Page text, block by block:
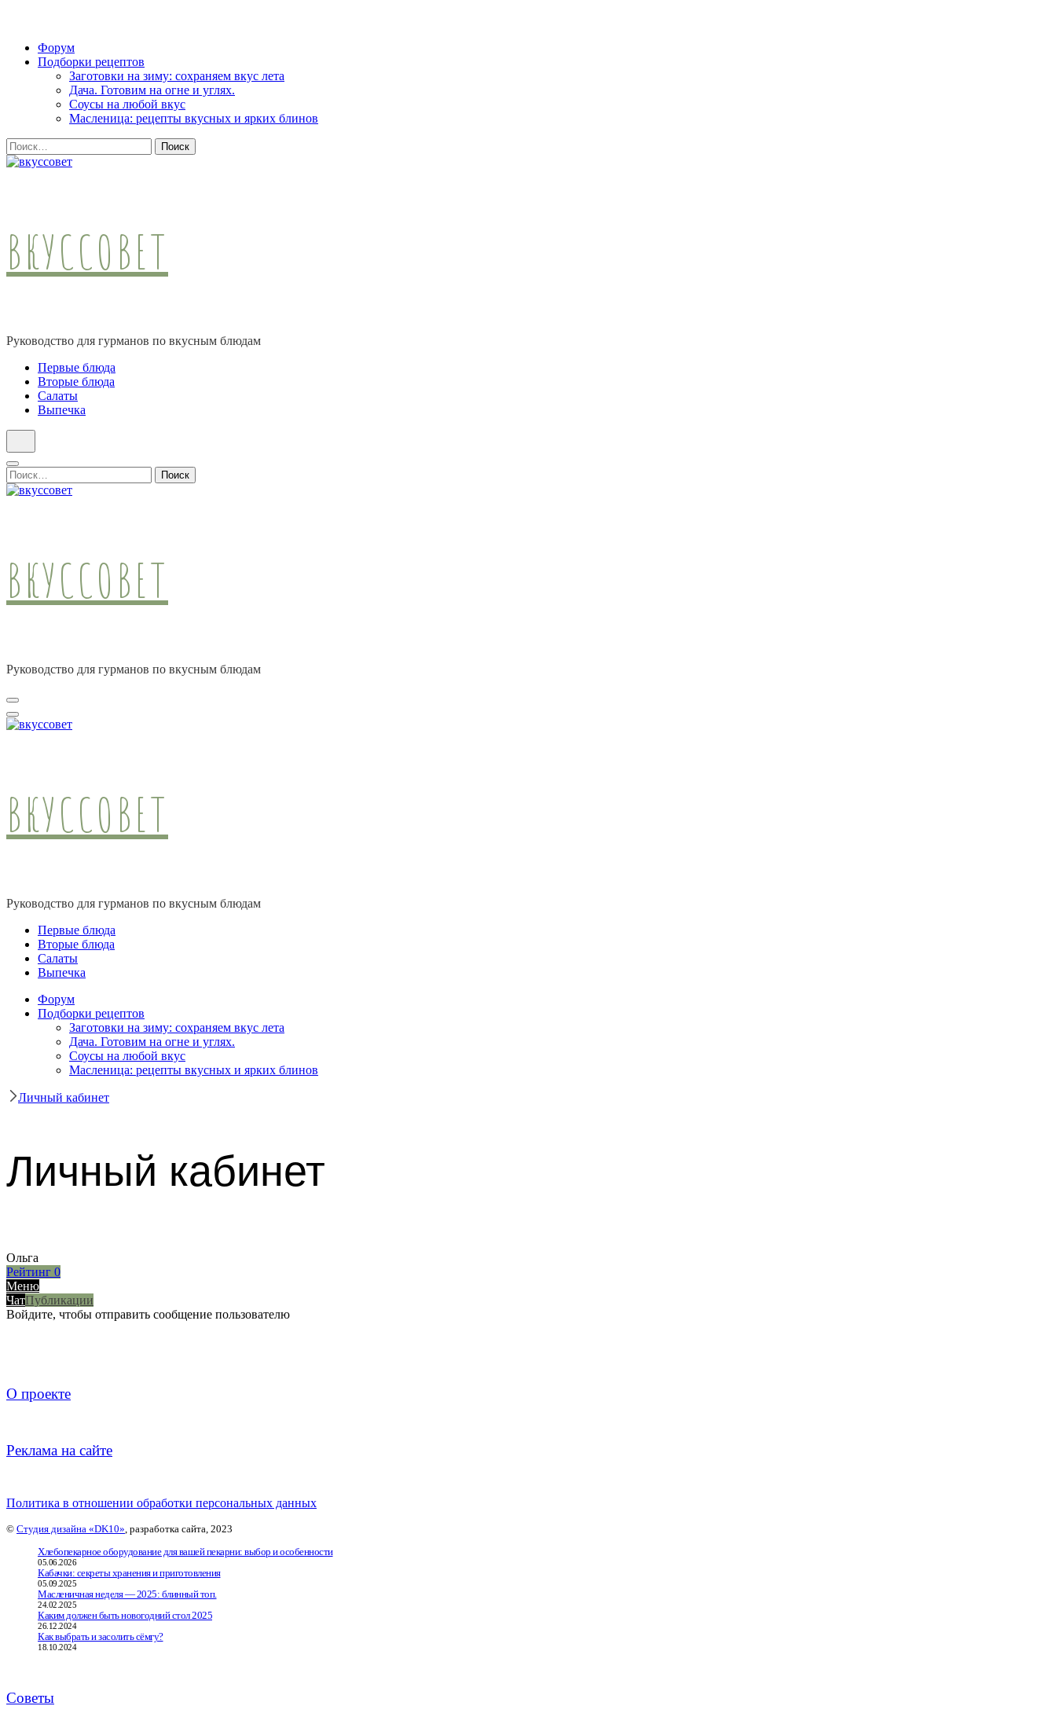
Skip
Форум
Подборки рецептов
Заготовки на зиму: сохраняем вкус лета
Дача. Готовим на огне и углях.
Соусы на любой вкус
Масленица: рецепты вкусных и ярких блинов
Найти:
ВКУССОВЕТ
Руководство для гурманов по вкусным блюдам
Первые блюда
Вторые блюда
Салаты
Выпечка
Найти:
ВКУССОВЕТ
Руководство для гурманов по вкусным блюдам
ВКУССОВЕТ
Руководство для гурманов по вкусным блюдам
Первые блюда
Вторые блюда
Салаты
Выпечка
Форум
Подборки рецептов
Заготовки на зиму: сохраняем вкус лета
Дача. Готовим на огне и углях.
Соусы на любой вкус
Масленица: рецепты вкусных и ярких блинов
Личный кабинет
Личный кабинет
Ольга
Рейтинг 0
Меню
ЧатПубликации
Войдите, чтобы отправить сообщение пользователю
О проекте
Реклама на сайте
Политика в отношении обработки персональных данных
© Студия дизайна «DK10», разработка сайта, 2023
Хлебопекарное оборудование для вашей пекарни: выбор и особенности
05.06.2026
Кабачки: секреты хранения и приготовления
05.09.2025
Масленичная неделя — 2025: блинный топ.
24.02.2025
Каким должен быть новогодний стол 2025
26.12.2024
Как выбрать и засолить сёмгу?
18.10.2024
Советы